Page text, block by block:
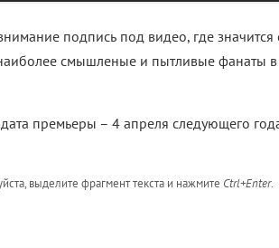
подпись под видео, где
наиболее смышленые и пытливые
премьеры – 4 апреля следующего
выделите фрагмент текста и нажмите Ctrl+Enter.